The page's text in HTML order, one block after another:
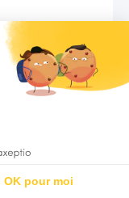
OK pour moi